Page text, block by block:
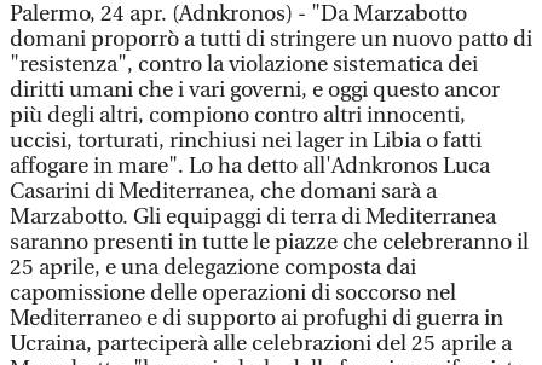
Palermo, 24 apr. (Adnkronos) - "Da Marzabotto
domani proporrò a tutti di stringere un nuovo patto di
"resistenza", contro la violazione sistematica dei
diritti umani che i vari governi, e oggi questo ancor
più degli altri, compiono contro altri innocenti,
uccisi, torturati, rinchiusi nei lager in Libia o fatti
affogare in mare". Lo ha detto all'Adnkronos Luca
Casarini di Mediterranea, che domani sarà a
Marzabotto. Gli equipaggi di terra di Mediterranea
saranno presenti in tutte le piazze che celebreranno il
25 aprile, e una delegazione composta dai
capomissione delle operazioni di soccorso nel
Mediterraneo e di supporto ai profughi di guerra in
Ucraina, parteciperà alle celebrazioni del 25 aprile a